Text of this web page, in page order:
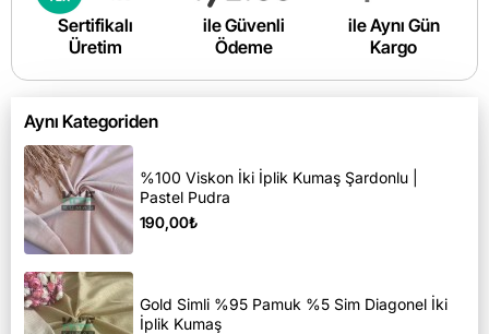
Sertifikalı
Üretim
ile Güvenli
Ödeme
ile Aynı Gün
Kargo
Aynı Kategoriden
%100 Viskon İki İplik Kumaş Şardonlu |
Pastel Pudra
190,00₺
Gold Simli %95 Pamuk %5 Sim Diagonel İki
İplik Kumaş